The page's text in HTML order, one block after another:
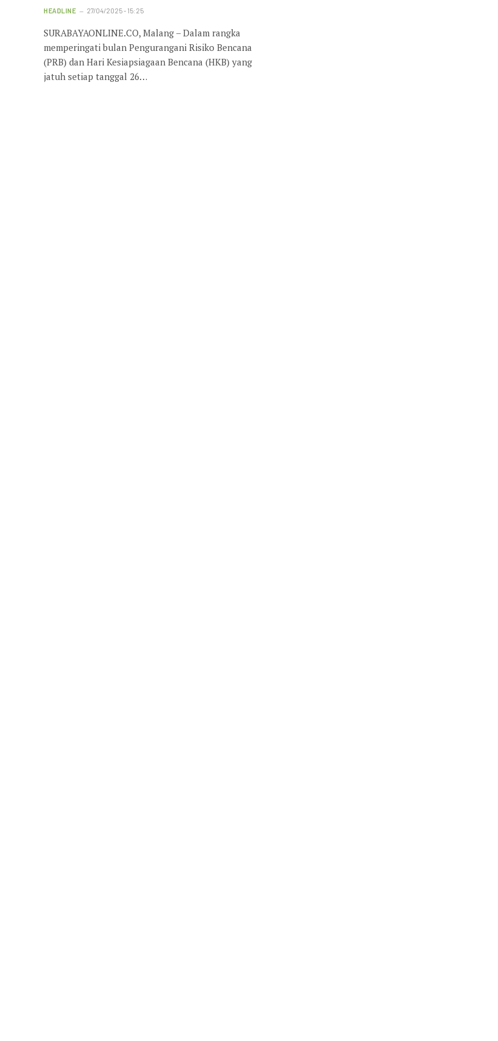
HEADLINE 27/04/2025 - 15:25
SURABAYAONLINE.CO, Malang – Dalam rangka
memperingati bulan Pengurangani Risiko Bencana
(PRB) dan Hari Kesiapsiagaan Bencana (HKB) yang
jatuh setiap tanggal 26…